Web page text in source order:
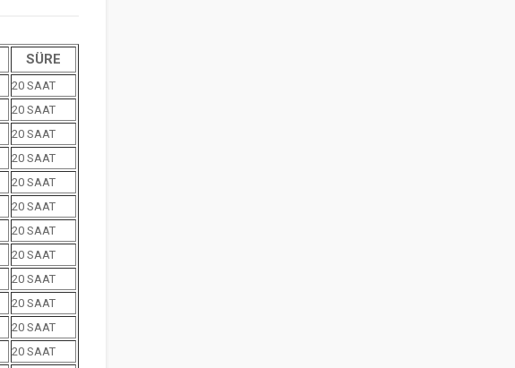
SÜRE
20 SAAT
20 SAAT
20 SAAT
20 SAAT
20 SAAT
20 SAAT
20 SAAT
20 SAAT
20 SAAT
20 SAAT
20 SAAT
20 SAAT